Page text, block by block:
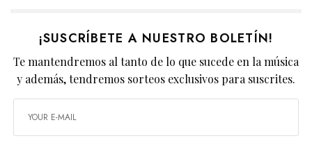
¡SUSCRÍBETE A NUESTRO BOLETÍN!
Te mantendremos al tanto de lo que sucede en la música
y además, tendremos sorteos exclusivos para suscrites.